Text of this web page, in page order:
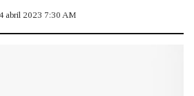
abril 2023 7:30 AM